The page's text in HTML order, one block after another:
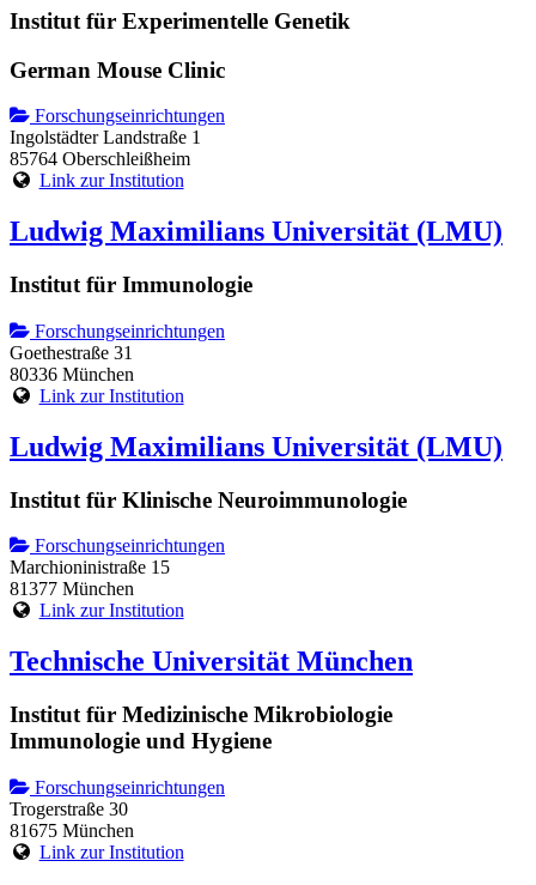
Institut für Experimentelle Genetik
German Mouse Clinic
Forschungseinrichtungen
Ingolstädter Landstraße 1
85764 Oberschleißheim
Link zur Institution
Ludwig Maximilians Universität (LMU)
Institut für Immunologie
Forschungseinrichtungen
Goethestraße 31
80336 München
Link zur Institution
Ludwig Maximilians Universität (LMU)
Institut für Klinische Neuroimmunologie
Forschungseinrichtungen
Marchioninistraße 15
81377 München
Link zur Institution
Technische Universität München
Institut für Medizinische Mikrobiologie
Immunologie und Hygiene
Forschungseinrichtungen
Trogerstraße 30
81675 München
Link zur Institution